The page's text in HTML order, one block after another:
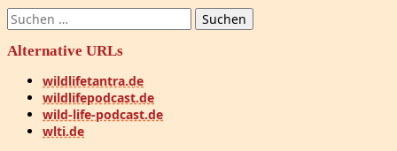
Suchen
nach:
Alternative URLs
wildlifetantra.de
wildlifepodcast.de
wild-life-podcast.de
wlti.de